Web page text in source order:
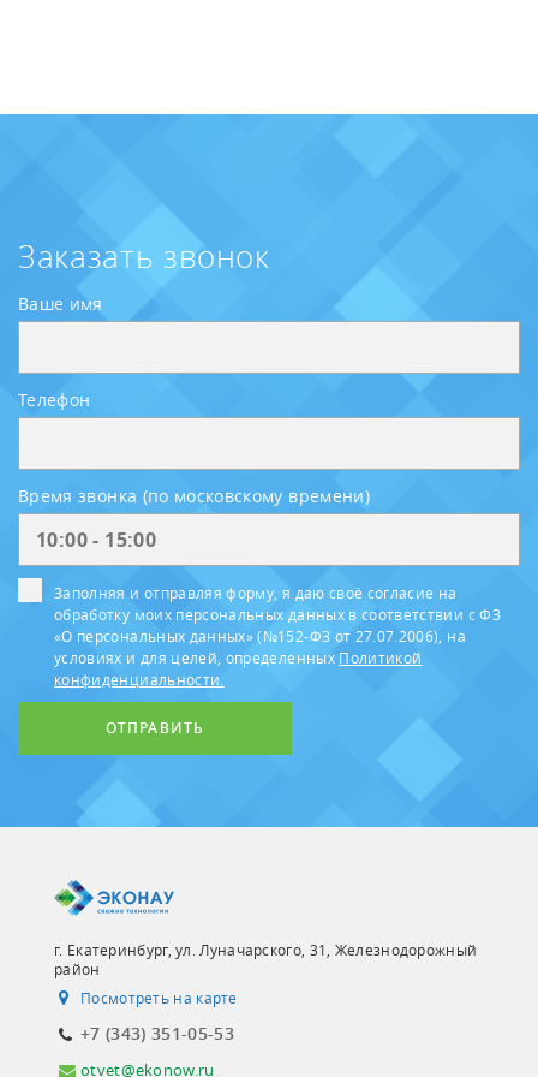
Заказать звонок
Ваше имя
Телефон
Время звонка (по московскому времени)
Заполняя и отправляя форму, я даю своё согласие на
обработку моих персональных данных в соответствии с ФЗ
«О персональных данных» (№152-ФЗ от 27.07.2006), на
условиях и для целей, определенных Политикой
конфиденциальности.
ОТПРАВИТЬ
г. Екатеринбург, ул. Луначарского, 31, Железнодорожный
район
Посмотреть на карте
+7 (343) 351-05-53
otvet@ekonow.ru